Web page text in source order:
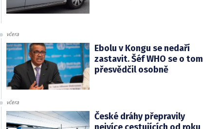
včera
Ebolu v Kongu se nedaří
zastavit. Šéf WHO se o tom
přesvědčil osobně
včera
České dráhy přepravily